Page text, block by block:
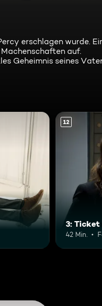
erschlagen wurde.
auf.
Geheimnis seines
12
3: Ticket
42 Min.